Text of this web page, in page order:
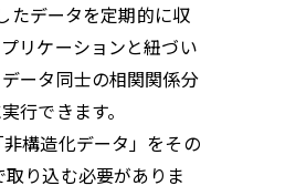
たデータを定期的に収
リケーションと紐づい
ータ同士の相関関係分
行できます。
構造化データ」をその
り込む必要がありま